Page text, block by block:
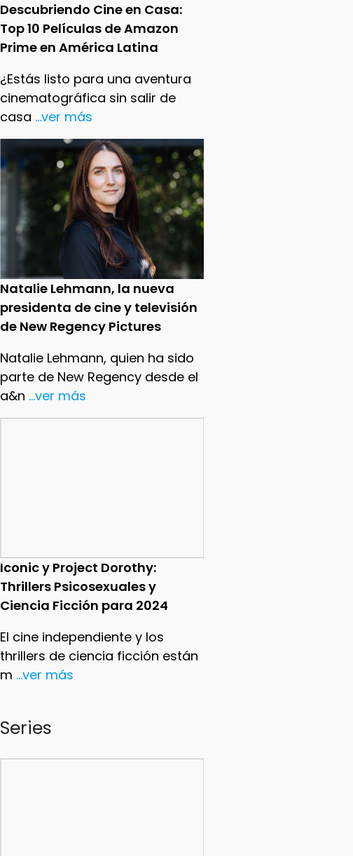
Descubriendo Cine en Casa:
Top 10 Películas de Amazon
Prime en América Latina
¿Estás listo para una aventura
cinematográfica sin salir de
casa ...ver más
Natalie Lehmann, la nueva
presidenta de cine y televisión
de New Regency Pictures
Natalie Lehmann, quien ha sido
parte de New Regency desde el
a&n ...ver más
Iconic y Project Dorothy:
Thrillers Psicosexuales y
Ciencia Ficción para 2024
El cine independiente y los
thrillers de ciencia ficción están
m ...ver más
Series